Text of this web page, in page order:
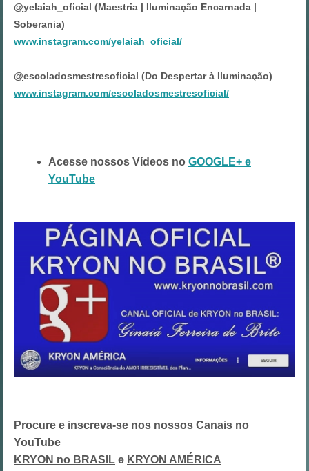
@yelaiah_oficial (Maestria | Iluminação Encarnada |
Soberania)
www.instagram.com/yelaiah_oficial/
@escoladosmestresoficial (Do Despertar à Iluminação)
www.instagram.com/escoladosmestresoficial/
Acesse nossos Vídeos no GOOGLE+ e
YouTube
Procure e inscreva-se nos nossos Canais no
YouTube
KRYON no BRASIL e KRYON AMÉRICA